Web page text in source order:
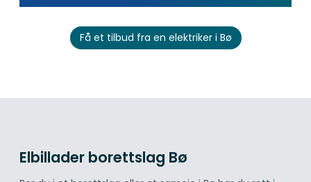
Få et tilbud fra en elektriker i Bø
Elbillader borettslag Bø